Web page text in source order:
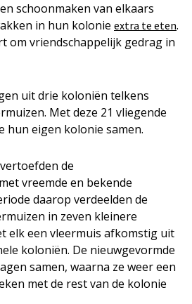
schoonmaken van elkaars
in hun kolonie extra te eten.
om vriendschappelijk gedrag in
uit drie koloniën telkens
Met deze 21 vliegende
hun eigen kolonie samen.
de
vreemde en bekende
daarop verdeelden de
in zeven kleinere
elk een vleermuis afkomstig uit
koloniën. De nieuwgevormde
samen, waarna ze weer een
met de rest van de kolonie